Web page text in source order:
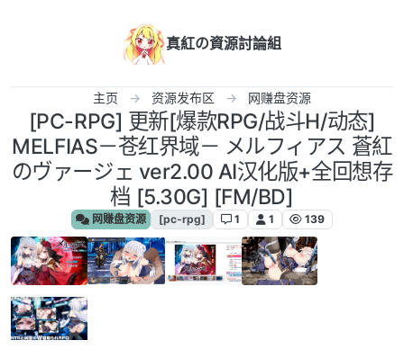
真紅の資源討論組
主页 资源发布区 网赚盘资源
[PC-RPG] 更新[爆款RPG/战斗H/动态]
MELFIAS－苍红界域－ メルフィアス 蒼紅
のヴァージェ ver2.00 AI汉化版+全回想存
档 [5.30G] [FM/BD]
网赚盘资源 [pc-rpg] 1 1 139